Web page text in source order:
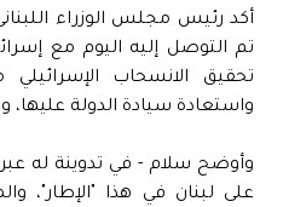
أكد رئيس مجلس الوزراء
تم التوصل إليه اليوم مع
تحقيق الانسحاب الإسرائيلي
واستعادة سيادة الدولة عليها،
وأوضح سلام - في تدوينة له
على لبنان في هذا "الإطار"،